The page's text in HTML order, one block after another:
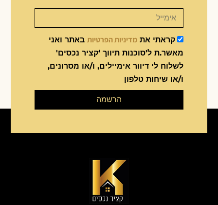
קראתי את מדיניות הפרטיות באתר ואני
מאשר.ת ל'סוכנות תיווך ‘קציר נכסים'
לשלוח לי דיוור אימיילים, ו/או מסרונים,
ו/או שיחות טלפון
הרשמה